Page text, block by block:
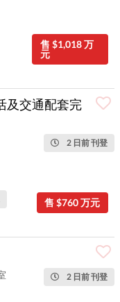
售 $1,018 万
元
及交通配套完
2 日前 刊登
售 $760 万元
2 日前 刊登